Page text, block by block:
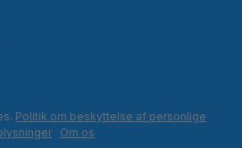
Politik om beskyttelse af personlige
Om os